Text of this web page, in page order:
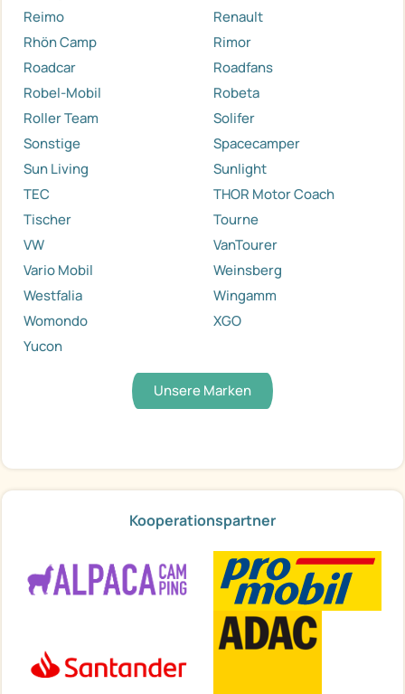
Reimo
Renault
Rhön Camp
Rimor
Roadcar
Roadfans
Robel-Mobil
Robeta
Roller Team
Solifer
Sonstige
Spacecamper
Sun Living
Sunlight
TEC
THOR Motor Coach
Tischer
Tourne
VW
VanTourer
Vario Mobil
Weinsberg
Westfalia
Wingamm
Womondo
XGO
Yucon
Unsere Marken
Kooperationspartner